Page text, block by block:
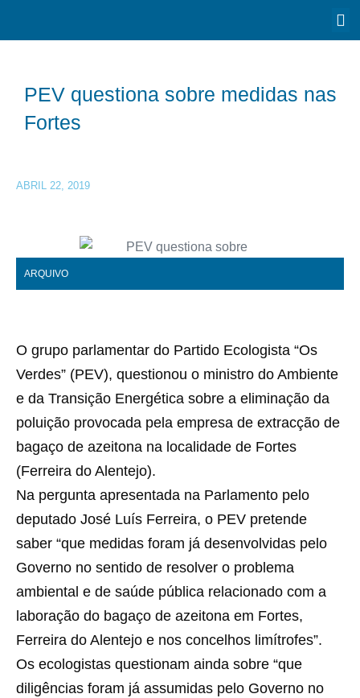
PEV questiona sobre medidas nas
Fortes
ABRIL 22, 2019
ARQUIVO
O grupo parlamentar do Partido Ecologista “Os
Verdes” (PEV), questionou o ministro do Ambiente
e da Transição Energética sobre a eliminação da
poluição provocada pela empresa de extracção de
bagaço de azeitona na localidade de Fortes
(Ferreira do Alentejo).
Na pergunta apresentada na Parlamento pelo
deputado José Luís Ferreira, o PEV pretende
saber “que medidas foram já desenvolvidas pelo
Governo no sentido de resolver o problema
ambiental e de saúde pública relacionado com a
laboração do bagaço de azeitona em Fortes,
Ferreira do Alentejo e nos concelhos limítrofes”.
Os ecologistas questionam ainda sobre “que
diligências foram já assumidas pelo Governo no